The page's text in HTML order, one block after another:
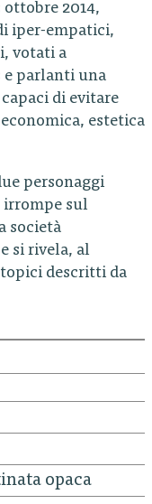
ottobre 2014,
iper-empatici,
votati a
e parlanti una
di evitare
estetica
personaggi
irrompe sul
società
si rivela, al
descritti da
opaca